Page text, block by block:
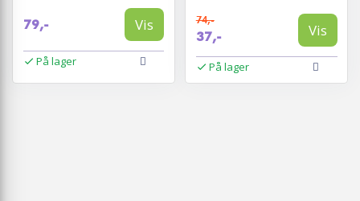
79,- Vis
På lager
74,-
37,- Vis
På lager